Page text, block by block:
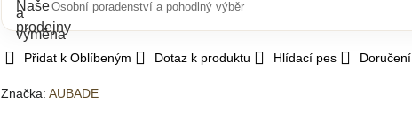
Přidat k Oblíbeným Dotaz k produktu Hlídací pes Doručení
Značka: AUBADE
Osobní poradenství a pohodlný výběr